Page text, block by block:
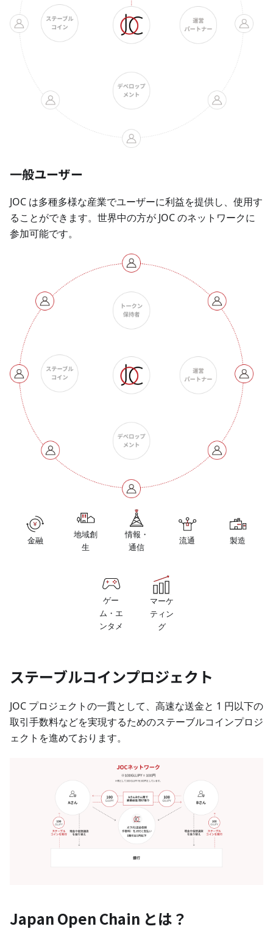
一般ユーザー
JOC は多種多様な産業でユーザーに利益を提供し、使用す
ることができます。世界中の方が JOC のネットワークに
参加可能です。
金融
地域創
生
情報・
通信
流通 製造
ゲー
ム・エ
ンタメ
マーケ
ティン
グ
ステーブルコインプロジェクト
JOC プロジェクトの一貫として、高速な送金と 1 円以下の
取引手数料などを実現するためのステーブルコインプロジ
ェクトを進めております。
Japan Open Chain とは？